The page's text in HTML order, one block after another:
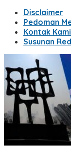
Disclaimer
Pedoman
Kontak Kami
Susunan